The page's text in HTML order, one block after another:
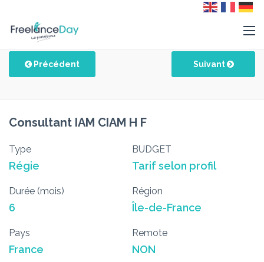
Précédent Suivant
Consultant IAM CIAM H F
Type
Régie
BUDGET
Tarif selon profil
Durée (mois)
6
Région
Île-de-France
Pays
France
Remote
NON